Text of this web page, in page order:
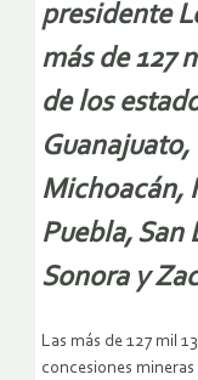
presidente
más de 127
de los
Guanajuato,
Michoacán,
Puebla, San
Sonora y
Las más de 127 mil
concesiones